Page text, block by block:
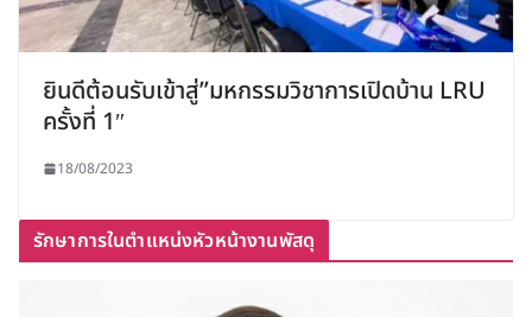
ยินดีต้อนรับเข้าสู่”มหกรรมวิชาการเปิดบ้าน LRU
ครั้งที่ 1″
18/08/2023
รักษาการในตำแหน่งหัวหน้างานพัสดุ